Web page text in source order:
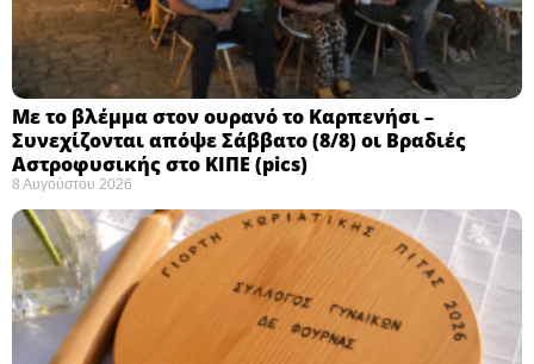
Με το βλέμμα στον ουρανό το Καρπενήσι –
Συνεχίζονται απόψε Σάββατο (8/8) οι Βραδιές
Αστροφυσικής στο ΚΙΠΕ (pics)
8 Αυγούστου 2026